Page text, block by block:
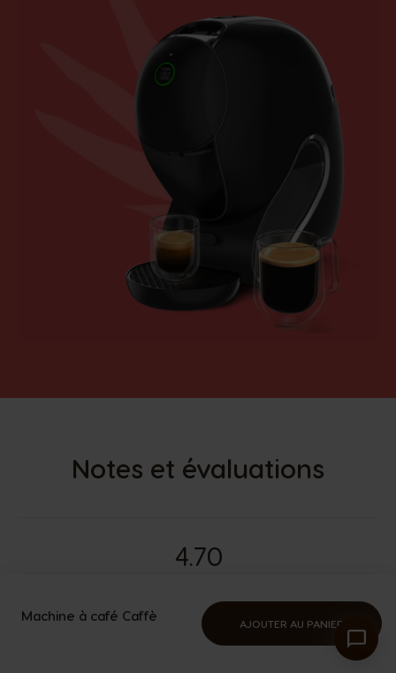
Notes et évaluations
4.70
Basé sur 6 Avis
Machine à café Caffè AJOUTER AU PANIER